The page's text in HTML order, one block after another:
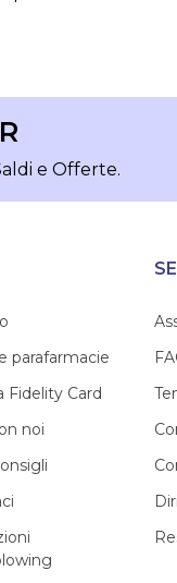
e Offerte.
parafarmacie
Fidelity Card
noi